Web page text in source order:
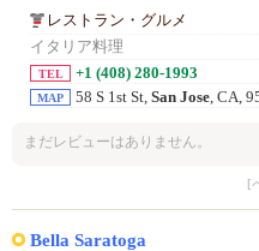
レストラン・グルメ
イタリア料理
TEL +1 (408) 280-1993
MAP 58 S 1st St, San Jose, CA,
まだレビューはありません。
[
Bella Saratoga